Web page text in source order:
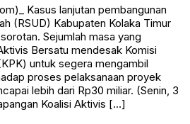
Kasus lanjutan pembangunan
(RSUD) Kabupaten Kolaka Timur
Sejumlah masa yang
Bersatu mendesak Komisi
untuk segera mengambil
proses pelaksanaan proyek
lebih dari Rp30 miliar. (Senin, 3
Koalisi Aktivis […]